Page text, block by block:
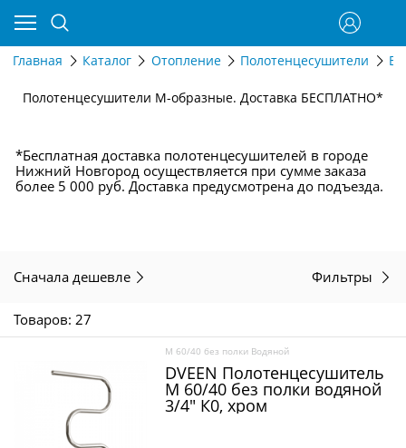
Главная Каталог Отопление Полотенцесушители
Полотенцесушители М-образные. Доставка БЕСПЛАТНО*
*Бесплатная доставка полотенцесушителей в городе
Нижний Новгород осуществляется при сумме заказа
более 5 000 руб. Доставка предусмотрена до подъезда.
Сначала дешевле Фильтры
Товаров: 27
M 60/40 без полки Водяной
DVEEN Полотенцесушитель
M 60/40 без полки водяной
3/4" К0, хром